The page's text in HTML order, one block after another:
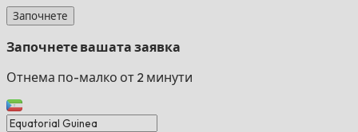
Започнете
Започнете вашата заявка
Отнема по-малко от 2 минути